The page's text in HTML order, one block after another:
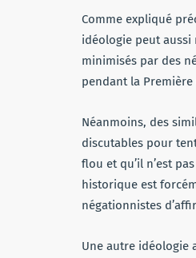
Comme expliqué
idéologie peut aussi
minimisés par des
pendant la
Néanmoins, des
discutables pour
flou et qu’il n’est
historique est
négationnistes
Une autre idéologie